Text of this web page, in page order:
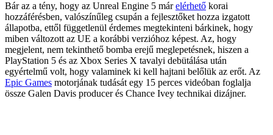
Bár az a tény, hogy az Unreal Engine 5 márelérhető korai
hozzáférésben, valószínűleg csupán a fejlesztőket hozza izgatott
állapotba, ettől függetlenül érdemes megtekinteni bárkinek, hogy
miben változott az UE a korábbi verzióhoz képest. Az, hogy
megjelent, nem tekinthető bomba erejű meglepetésnek, hiszen a
PlayStation 5 és az Xbox Series X tavalyi debütálása után
egyértelmű volt, hogy valaminek ki kell hajtani belőlük az erőt. Az
Epic Games motorjának tudását egy 15 perces videóban foglalja
össze Galen Davis producer és Chance Ivey technikai dizájner.